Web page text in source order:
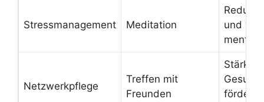
Stressmanagement Meditation
und
Netzwerkpflege
Treffen mit
Freunden
Stärkt
fördert